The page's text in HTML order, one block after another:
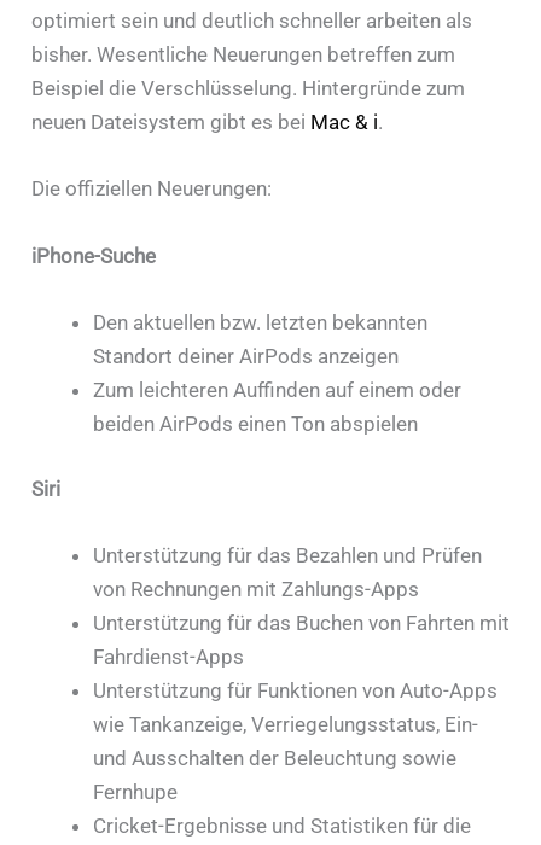
optimiert sein und deutlich schneller arbeiten als
bisher. Wesentliche Neuerungen betreffen zum
Beispiel die Verschlüsselung. Hintergründe zum
neuen Dateisystem gibt es bei Mac & i.
Die offiziellen Neuerungen:
iPhone-Suche
Den aktuellen bzw. letzten bekannten
Standort deiner AirPods anzeigen
Zum leichteren Auffinden auf einem oder
beiden AirPods einen Ton abspielen
Siri
Unterstützung für das Bezahlen und Prüfen
von Rechnungen mit Zahlungs-Apps
Unterstützung für das Buchen von Fahrten mit
Fahrdienst-Apps
Unterstützung für Funktionen von Auto-Apps
wie Tankanzeige, Verriegelungsstatus, Ein-
und Ausschalten der Beleuchtung sowie
Fernhupe
Cricket-Ergebnisse und Statistiken für die